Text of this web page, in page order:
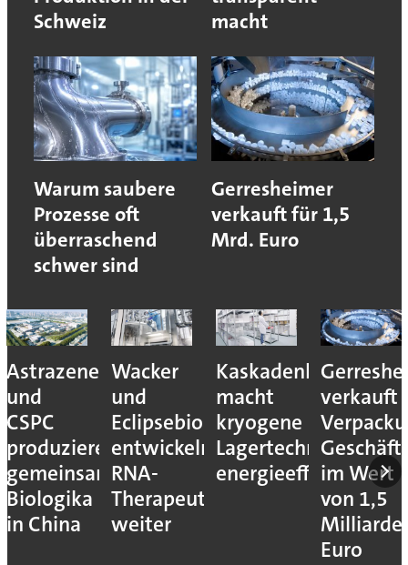
Schweiz
macht
Warum saubere
Prozesse oft
überraschend
schwer sind
Gerresheimer
verkauft für 1,5
Mrd. Euro
Astrazeneca
und
CSPC
produzieren
gemeinsam
Biologika
in China
Wacker
und
Eclipsebio
entwickeln
RNA-
Therapeutika
weiter
Kaskadenkonzept
macht
kryogene
Lagertechnik
energieeffizienter
verkauft
im Wert
von 1,5
Euro